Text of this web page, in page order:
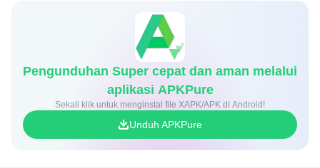
Pengunduhan Super cepat dan aman melalui
aplikasi APKPure
Sekali klik untuk menginstal file XAPK/APK di Android!
Unduh APKPure